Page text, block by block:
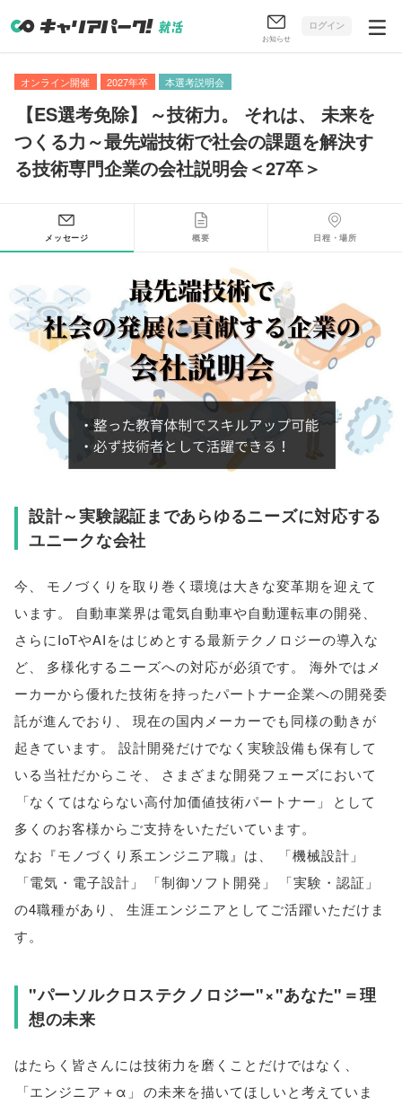
お知らせ
ログイン
オンライン開催 2027年卒 本選考説明会
【ES選考免除】 ～技術力。 それは、
未来を
つくる力～最先端技術で社会の課題を解決す
る技術専門企業の会社説明会＜27卒＞
メッセージ 概要 日程・場所
設計～実験認証まであらゆるニーズに対応する
ユニークな会社
今
モノづくりを取り巻く環境は大きな変革期を迎えて
います。 自動車業界は電気自動車や自動運転車の開発
さらにIoTやAIをはじめとする最新テクノロジーの導入な
ど
多様化するニーズへの対応が必須です。
海外ではメ
ーカーから優れた技術を持ったパートナー企業への開発委
託が進んでおり
現在の国内メーカーでも同様の動きが
起きています。
設計開発だけでなく実験設備も保有して
いる当社だからこそ
さまざまな開発フェーズにおいて
「なくてはならない高付加価値技術パートナー 」
として
多くのお客様からご支持をいただいています。
なお『モノづくり系エンジニア職』は
「機械設計 」
「電気・電子設計 」 「制御ソフト開発 」 「実験・認証 」
の4職種があり
生涯エンジニアとしてご活躍いただけま
す。
"パーソルクロステクノロジー"×"あなた"＝理
想の未来
はたらく皆さんには技術力を磨くことだけではなく
「エンジニア＋α 」 の未来を描いてほしいと考えていま